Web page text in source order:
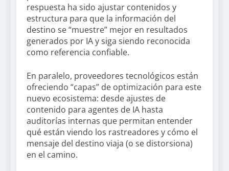
respuesta ha sido ajustar contenidos y
estructura para que la información del
destino se “muestre” mejor en resultados
generados por IA y siga siendo reconocida
como referencia confiable.
En paralelo, proveedores tecnológicos están
ofreciendo “capas” de optimización para este
nuevo ecosistema: desde ajustes de
contenido para agentes de IA hasta
auditorías internas que permitan entender
qué están viendo los rastreadores y cómo el
mensaje del destino viaja (o se distorsiona)
en el camino.